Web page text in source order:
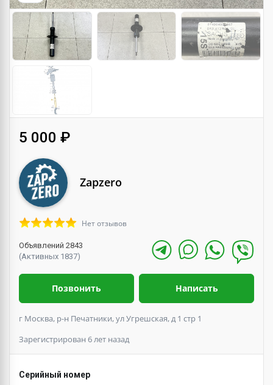
5 000 ₽
Zapzero
Нет отзывов
Объявлений 2843
(Активных 1837)
Позвонить Написать
г Москва, р-н Печатники, ул Угрешская, д 1 стр 1
Зарегистрирован 6 лет назад
Серийный номер